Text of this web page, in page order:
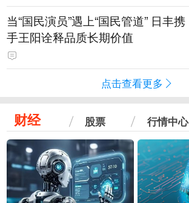
当“国民演员”遇上“国民管道” 日丰携
手王阳诠释品质长期价值
点击查看更多
财经 股票 行情中心